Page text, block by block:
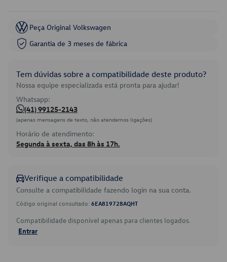
Peça Original Volkswagen
Garantia de 3 meses de fábrica
Tem dúvidas sobre a compatibilidade deste produto?
Nossa equipe especializada está pronta para ajudar!
Whatsapp:
(41) 99125-2143
(apenas mensagens de texto, não atendemos ligações)
Horário de atendimento:
Segunda à sexta, das 8h às 17h.
Verifique a compatibilidade
Consulte a compatibilidade fazendo login na sua conta.
Código original consultado: 6EA819728AQHT
Compatibilidade disponível apenas para clientes logados.
Entrar